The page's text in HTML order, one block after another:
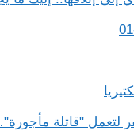
لتعمل "قاتلة